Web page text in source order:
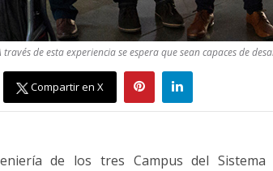
través de esta experiencia se espera que sean capaces de
Compartir en X
de los tres Campus del